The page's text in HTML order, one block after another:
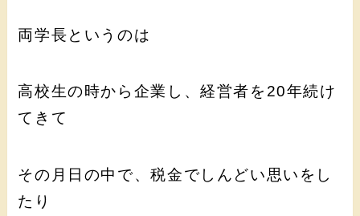
両学長というのは
高校生の時から企業し、経営者を20年続け
てきて
その月日の中で、税金でしんどい思いをし
たり